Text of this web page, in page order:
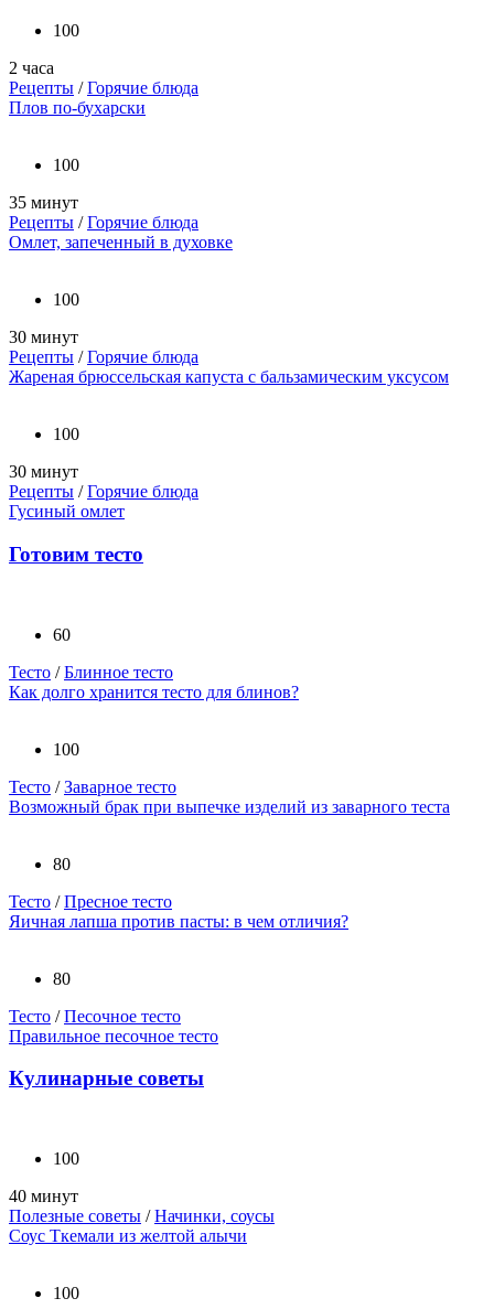
100
2 часа
Рецепты /Горячие блюда
Плов по-бухарски
100
35 минут
Рецепты /Горячие блюда
Омлет, запеченный в духовке
100
30 минут
Рецепты /Горячие блюда
Жареная брюссельская капуста с бальзамическим уксусом
100
30 минут
Рецепты /Горячие блюда
Гусиный омлет
Готовим тесто
60
Тесто /Блинное тесто
Как долго хранится тесто для блинов?
100
Тесто /Заварное тесто
Возможный брак при выпечке изделий из заварного теста
80
Тесто /Пресное тесто
Яичная лапша против пасты: в чем отличия?
80
Тесто /Песочное тесто
Правильное песочное тесто
Кулинарные советы
100
40 минут
Полезные советы /Начинки, соусы
Соус Ткемали из желтой алычи
100